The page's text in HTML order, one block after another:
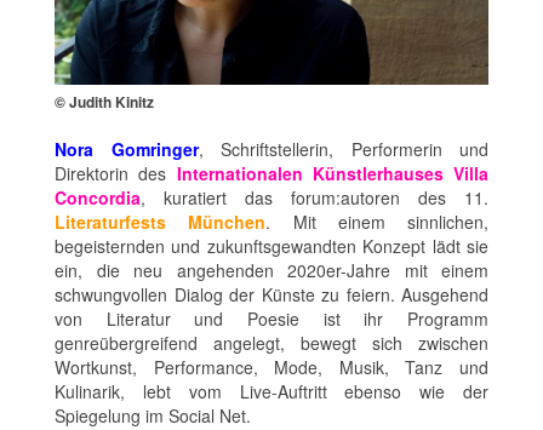
© Judith Kinitz
Nora Gomringer, Schriftstellerin, Performerin und
Direktorin des Internationalen Künstlerhauses Villa
Concordia, kuratiert das forum:autoren des 11.
Literaturfests München. Mit einem sinnlichen,
begeisternden und zukunftsgewandten Konzept lädt sie
ein, die neu angehenden 2020er-Jahre mit einem
schwungvollen Dialog der Künste zu feiern. Ausgehend
von Literatur und Poesie ist ihr Programm
genreübergreifend angelegt, bewegt sich zwischen
Wortkunst, Performance, Mode, Musik, Tanz und
Kulinarik, lebt vom Live-Auftritt ebenso wie der
Spiegelung im Social Net.